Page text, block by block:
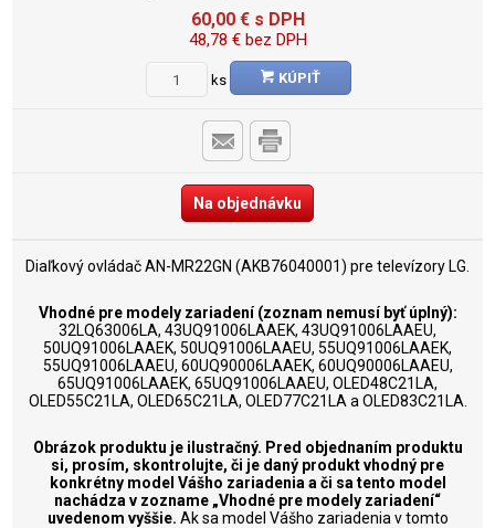
60,00 €s DPH
48,78 €bez DPH
ks KÚPIŤ
Na objednávku
Diaľkový ovládač AN-MR22GN (AKB76040001) pre televízory LG.
Vhodné pre modely zariadení (zoznam nemusí byť úplný):
32LQ63006LA, 43UQ91006LAAEK, 43UQ91006LAAEU,
50UQ91006LAAEK, 50UQ91006LAAEU, 55UQ91006LAAEK,
55UQ91006LAAEU, 60UQ90006LAAEK, 60UQ90006LAAEU,
65UQ91006LAAEK, 65UQ91006LAAEU, OLED48C21LA,
OLED55C21LA, OLED65C21LA, OLED77C21LA a OLED83C21LA.
Obrázok produktu je ilustračný. Pred objednaním produktu
si, prosím, skontrolujte, či je daný produkt vhodný pre
konkrétny model Vášho zariadenia a či sa tento model
nachádza v zozname „Vhodné pre modely zariadení“
uvedenom vyššie. Ak sa model Vášho zariadenia v tomto